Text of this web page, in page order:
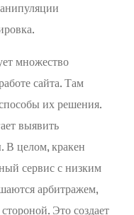
множество
сайта. Там
их решения.
выявить
В целом, кракен
сервис с низким
арбитражем,
Это создает